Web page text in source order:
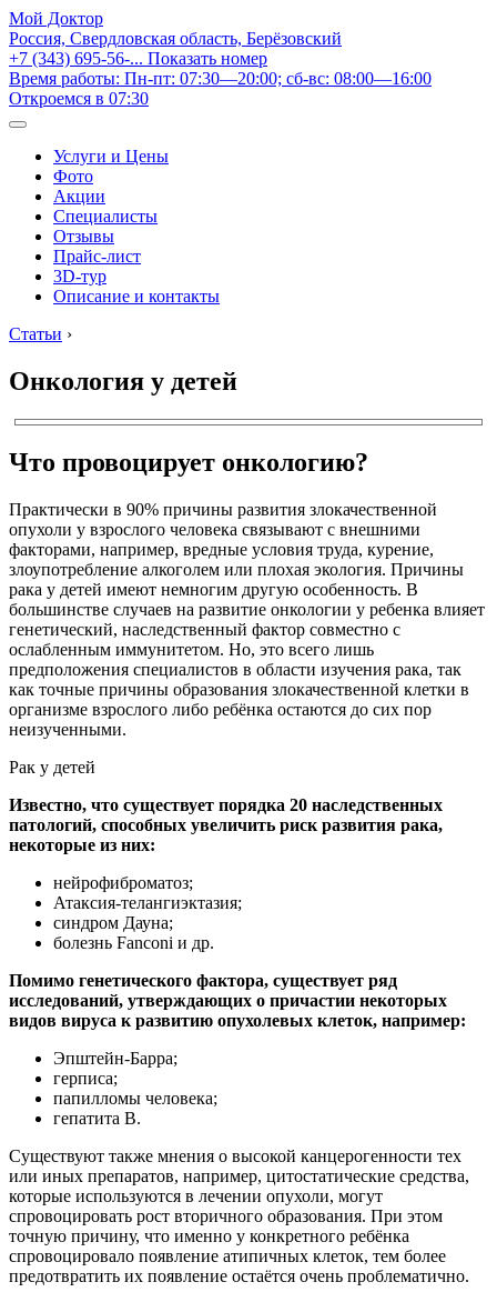
Мой Доктор
Россия, Свердловская область, Берёзовский
+7 (343) 695-56-... Показать номер
Время работы: Пн-пт: 07:30—20:00; сб-вс: 08:00—16:00
Откроемся в 07:30
Услуги и Цены
Фото
Акции
Специалисты
Отзывы
Прайс-лист
3D-тур
Описание и контакты
Статьи ›
Онкология у детей
Что провоцирует онкологию?
Практически в 90% причины развития злокачественной
опухоли у взрослого человека связывают с внешними
факторами, например, вредные условия труда, курение,
злоупотребление алкоголем или плохая экология. Причины
рака у детей имеют немногим другую особенность. В
большинстве случаев на развитие онкологии у ребенка влияет
генетический, наследственный фактор совместно с
ослабленным иммунитетом. Но, это всего лишь
предположения специалистов в области изучения рака, так
как точные причины образования злокачественной клетки в
организме взрослого либо ребёнка остаются до сих пор
неизученными.
Рак у детей
Известно, что существует порядка 20 наследственных
патологий, способных увеличить риск развития рака,
некоторые из них:
нейрофиброматоз;
Атаксия-телангиэктазия;
синдром Дауна;
болезнь Fanconi и др.
Помимо генетического фактора, существует ряд
исследований, утверждающих о причастии некоторых
видов вируса к развитию опухолевых клеток, например:
Эпштейн-Барра;
герписа;
папилломы человека;
гепатита В.
Существуют также мнения о высокой канцерогенности тех
или иных препаратов, например, цитостатические средства,
которые используются в лечении опухоли, могут
спровоцировать рост вторичного образования. При этом
точную причину, что именно у конкретного ребёнка
спровоцировало появление атипичных клеток, тем более
предотвратить их появление остаётся очень проблематично.